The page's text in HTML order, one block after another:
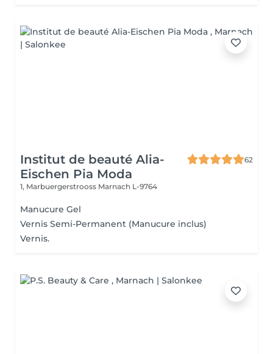
Institut de beauté Alia-
Eischen Pia Moda
62
1, Marbuergerstrooss Marnach L-9764
Manucure Gel
Vernis Semi-Permanent (Manucure inclus)
Vernis.